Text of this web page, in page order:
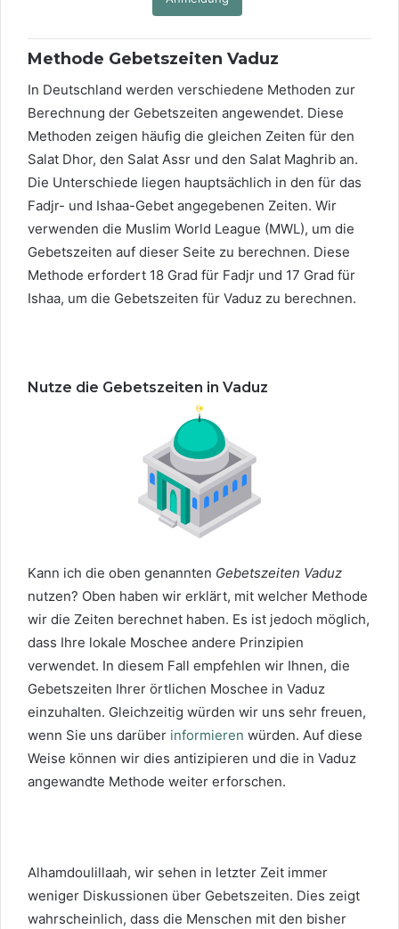
Methode Gebetszeiten Vaduz
In Deutschland werden verschiedene Methoden zur
Berechnung der Gebetszeiten angewendet. Diese
Methoden zeigen häufig die gleichen Zeiten für den
Salat Dhor, den Salat Assr und den Salat Maghrib an.
Die Unterschiede liegen hauptsächlich in den für das
Fadjr- und Ishaa-Gebet angegebenen Zeiten. Wir
verwenden die Muslim World League (MWL), um die
Gebetszeiten auf dieser Seite zu berechnen. Diese
Methode erfordert 18 Grad für Fadjr und 17 Grad für
Ishaa, um die Gebetszeiten für Vaduz zu berechnen.
Nutze die Gebetszeiten in Vaduz
Kann ich die oben genannten Gebetszeiten Vaduz
nutzen? Oben haben wir erklärt, mit welcher Methode
wir die Zeiten berechnet haben. Es ist jedoch möglich,
dass Ihre lokale Moschee andere Prinzipien
verwendet. In diesem Fall empfehlen wir Ihnen, die
Gebetszeiten Ihrer örtlichen Moschee in Vaduz
einzuhalten. Gleichzeitig würden wir uns sehr freuen,
wenn Sie uns darüber informieren würden. Auf diese
Weise können wir dies antizipieren und die in Vaduz
angewandte Methode weiter erforschen.
Alhamdoulillaah, wir sehen in letzter Zeit immer
weniger Diskussionen über Gebetszeiten. Dies zeigt
wahrscheinlich, dass die Menschen mit den bisher